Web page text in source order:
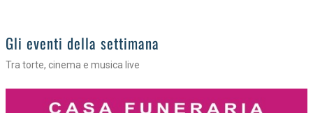
Gli eventi della settimana
Tra torte, cinema e musica live